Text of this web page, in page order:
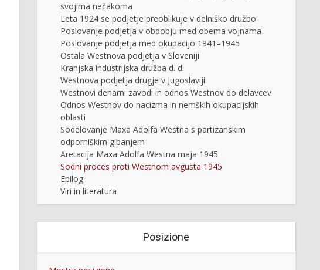
svojima nečakoma
Leta 1924 se podjetje preoblikuje v delniško družbo
Poslovanje podjetja v obdobju med obema vojnama
Poslovanje podjetja med okupacijo 1941–1945
Ostala Westnova podjetja v Sloveniji
Kranjska industrijska družba d. d.
Westnova podjetja drugje v Jugoslaviji
Westnovi denarni zavodi in odnos Westnov do delavcev
Odnos Westnov do nacizma in nemških okupacijskih
oblasti
Sodelovanje Maxa Adolfa Westna s partizanskim
odporniškim gibanjem
Aretacija Maxa Adolfa Westna maja 1945
Sodni proces proti Westnom avgusta 1945
Epilog
Viri in literatura
Posizione